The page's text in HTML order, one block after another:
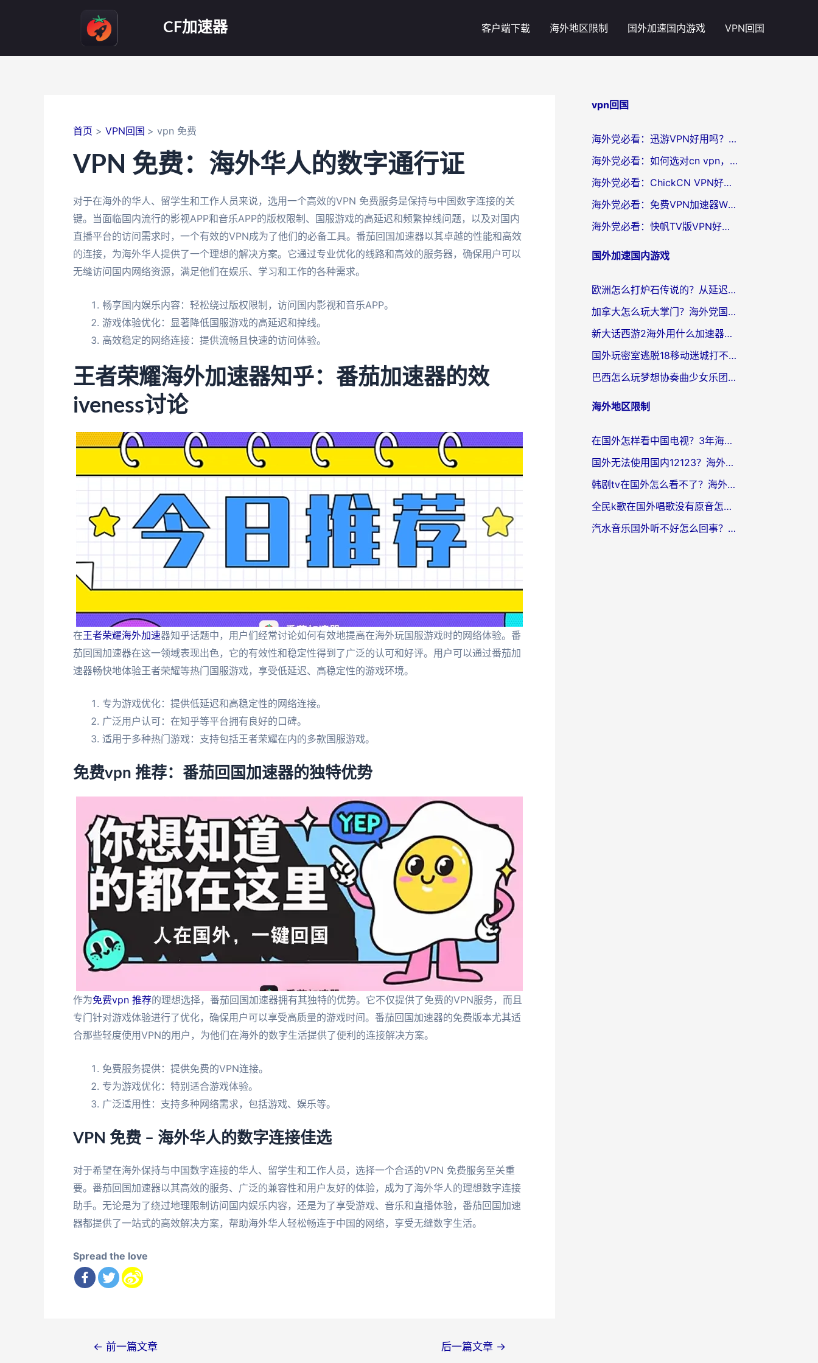
CF加速器 客户端下载 海外地区限制 国外加速国内游戏 VPN回国
首页 VPN回国 vpn 免费
VPN 免费：海外华人的数字通行证
对于在海外的华人、留学生和工作人员来说，选用一个高效的VPN 免费服务是保持与中国数字连接的关
键。当面临国内流行的影视APP和音乐APP的版权限制、国服游戏的高延迟和频繁掉线问题，以及对国内
直播平台的访问需求时，一个有效的VPN成为了他们的必备工具。番茄回国加速器以其卓越的性能和高效
的连接，为海外华人提供了一个理想的解决方案。它通过专业优化的线路和高效的服务器，确保用户可以
无缝访问国内网络资源，满足他们在娱乐、学习和工作的各种需求。
畅享国内娱乐内容：轻松绕过版权限制，访问国内影视和音乐APP。
游戏体验优化：显著降低国服游戏的高延迟和掉线。
高效稳定的网络连接：提供流畅且快速的访问体验。
王者荣耀海外加速器知乎：番茄加速器的效
iveness讨论
在王者荣耀海外加速器知乎话题中，用户们经常讨论如何有效地提高在海外玩国服游戏时的网络体验。番
茄回国加速器在这一领域表现出色，它的有效性和稳定性得到了广泛的认可和好评。用户可以通过番茄加
速器畅快地体验王者荣耀等热门国服游戏，享受低延迟、高稳定性的游戏环境。
专为游戏优化：提供低延迟和高稳定性的网络连接。
广泛用户认可：在知乎等平台拥有良好的口碑。
适用于多种热门游戏：支持包括王者荣耀在内的多款国服游戏。
免费vpn 推荐：番茄回国加速器的独特优势
作为免费vpn 推荐的理想选择，番茄回国加速器拥有其独特的优势。它不仅提供了免费的VPN服务，而且
专门针对游戏体验进行了优化，确保用户可以享受高质量的游戏时间。番茄回国加速器的免费版本尤其适
合那些轻度使用VPN的用户，为他们在海外的数字生活提供了便利的连接解决方案。
免费服务提供：提供免费的VPN连接。
专为游戏优化：特别适合游戏体验。
广泛适用性：支持多种网络需求，包括游戏、娱乐等。
VPN 免费 – 海外华人的数字连接佳选
对于希望在海外保持与中国数字连接的华人、留学生和工作人员，选择一个合适的VPN 免费服务至关重
要。番茄回国加速器以其高效的服务、广泛的兼容性和用户友好的体验，成为了海外华人的理想数字连接
助手。无论是为了绕过地理限制访问国内娱乐内容，还是为了享受游戏、音乐和直播体验，番茄回国加速
器都提供了一站式的高效解决方案，帮助海外华人轻松畅连于中国的网络，享受无缝数字生活。
Spread the love
← 前一篇文章 后一篇文章 →
vpn回国
海外党必看：迅游VPN好用吗？和番茄加速器VPN对比哪个回国效果更好？
海外党必看：如何选对cn vpn，轻松解锁国内影音游戏？
海外党必看：ChickCN VPN好用吗？和星河VPN对比哪个回国效果更好？附真实体验+避坑指南
海外党必看：免费VPN加速器Windows版怎么选？附真实测评与无缝访问国内资源指南
海外党必看：快帆TV版VPN好用吗？和hi龟龟VPN对比哪个回国效果更好？附免费加速器选择指南
国外加速国内游戏
欧洲怎么打炉石传说的？从延迟999到丝滑上分，我找到了靠谱加速器
加拿大怎么玩大掌门？海外党国服游戏加速避坑指南（附实用工具推荐）
新大话西游2海外用什么加速器登录？老玩家亲测有效的国服游戏加速指南
国外玩密室逃脱18移动迷城打不开怎么办？海外玩家亲测有效的解决指南
巴西怎么玩梦想协奏曲少女乐团派对？海外党必看的国服游戏加速全攻略（附波兰天涯明月刀实用技巧）
海外地区限制
在国外怎样看中国电视？3年海外党亲测有效的追剧加速器指南
国外无法使用国内12123？海外华人必看：选对回国加速器，解决迪拜语音+12123访问难题
韩剧tv在国外怎么看不了？海外党追剧自由的终极解决方案来了
全民k歌在国外唱歌没有原音怎么办？别让地域限制毁了你的麦霸时刻
汽水音乐国外听不好怎么回事？海外党亲测有效的回国加速方案来了